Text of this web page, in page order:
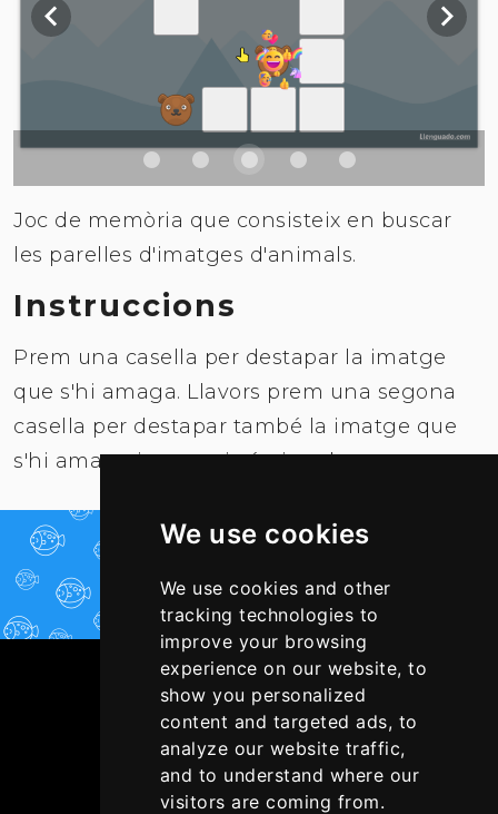
We use cookies
We use cookies and other
tracking technologies to
improve your browsing
experience on our website, to
show you personalized
content and targeted ads, to
analyze our website traffic,
and to understand where our
visitors are coming from.
Joc de memòria que consisteix en buscar
les parelles d'imatges d'animals.
Instruccions
Prem una casella per destapar la imatge
que s'hi amaga. Llavors prem una segona
casella per destapar també la imatge que
s'hi amaga i veure si són iguals.